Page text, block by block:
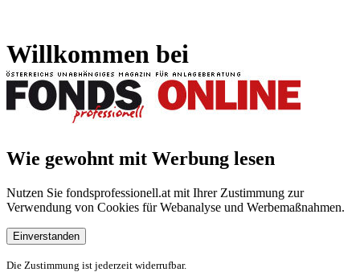
Willkommen bei
Wie gewohnt mit Werbung lesen
Nutzen Sie fondsprofessionell.at mit Ihrer Zustimmung zur
Verwendung von Cookies für Webanalyse und Werbemaßnahmen.
Einverstanden
Die Zustimmung ist jederzeit widerrufbar.